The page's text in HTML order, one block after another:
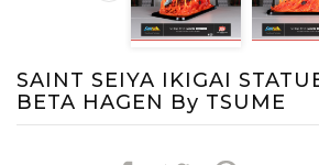
SAINT SEIYA IKIGAI
BETA HAGEN By TSUME